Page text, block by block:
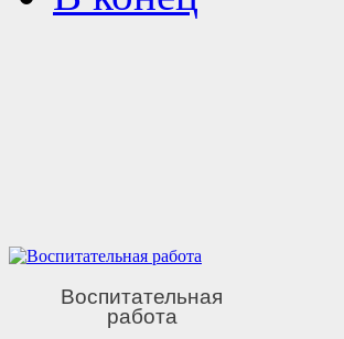
Воспитательная
работа